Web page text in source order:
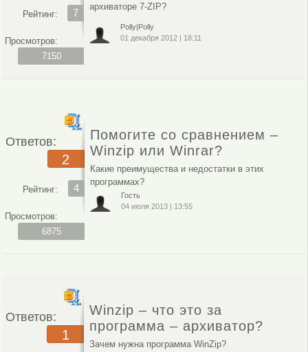
Рейтинг: 7
Просмотров:
7150
архиваторе 7-ZIP?
Polly|Polly
01 декабря 2012 | 18:11
Ответов:
2
Рейтинг: 4
Просмотров:
6875
Помогите со сравнением –
Winzip или Winrar?
Какие преимущества и недостатки в этих
программах?
Гость
04 июля 2013| 13:55
Ответов:
1
Winzip – что это за
программа – архиватор?
Зачем нужна программа WinZip?